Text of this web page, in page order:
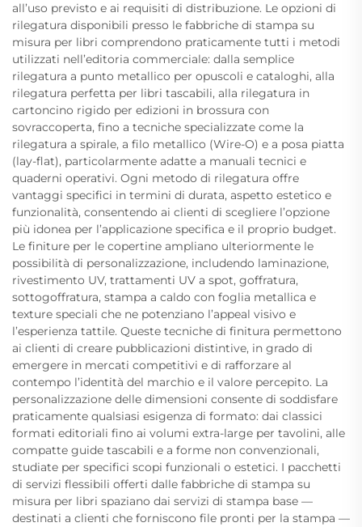
all’uso previsto e ai requisiti di distribuzione. Le opzioni di
rilegatura disponibili presso le fabbriche di stampa su
misura per libri comprendono praticamente tutti i metodi
utilizzati nell’editoria commerciale: dalla semplice
rilegatura a punto metallico per opuscoli e cataloghi, alla
rilegatura perfetta per libri tascabili, alla rilegatura in
cartoncino rigido per edizioni in brossura con
sovraccoperta, fino a tecniche specializzate come la
rilegatura a spirale, a filo metallico (Wire-O) e a posa piatta
(lay-flat), particolarmente adatte a manuali tecnici e
quaderni operativi. Ogni metodo di rilegatura offre
vantaggi specifici in termini di durata, aspetto estetico e
funzionalità, consentendo ai clienti di scegliere l’opzione
più idonea per l’applicazione specifica e il proprio budget.
Le finiture per le copertine ampliano ulteriormente le
possibilità di personalizzazione, includendo laminazione,
rivestimento UV, trattamenti UV a spot, goffratura,
sottogoffratura, stampa a caldo con foglia metallica e
texture speciali che ne potenziano l’appeal visivo e
l’esperienza tattile. Queste tecniche di finitura permettono
ai clienti di creare pubblicazioni distintive, in grado di
emergere in mercati competitivi e di rafforzare al
contempo l’identità del marchio e il valore percepito. La
personalizzazione delle dimensioni consente di soddisfare
praticamente qualsiasi esigenza di formato: dai classici
formati editoriali fino ai volumi extra-large per tavolini, alle
compatte guide tascabili e a forme non convenzionali,
studiate per specifici scopi funzionali o estetici. I pacchetti
di servizi flessibili offerti dalle fabbriche di stampa su
misura per libri spaziano dai servizi di stampa base —
destinati a clienti che forniscono file pronti per la stampa —